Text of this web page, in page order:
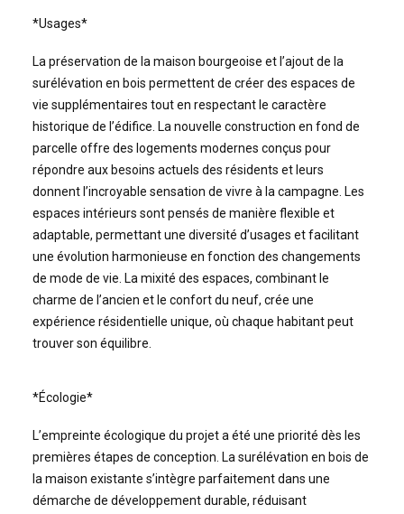
*Usages*
La préservation de la maison bourgeoise et l’ajout de la
surélévation en bois permettent de créer des espaces de
vie supplémentaires tout en respectant le caractère
historique de l’édifice. La nouvelle construction en fond de
parcelle offre des logements modernes conçus pour
répondre aux besoins actuels des résidents et leurs
donnent l’incroyable sensation de vivre à la campagne. Les
espaces intérieurs sont pensés de manière flexible et
adaptable, permettant une diversité d’usages et facilitant
une évolution harmonieuse en fonction des changements
de mode de vie. La mixité des espaces, combinant le
charme de l’ancien et le confort du neuf, crée une
expérience résidentielle unique, où chaque habitant peut
trouver son équilibre.
*Écologie*
L’empreinte écologique du projet a été une priorité dès les
premières étapes de conception. La surélévation en bois de
la maison existante s’intègre parfaitement dans une
démarche de développement durable, réduisant